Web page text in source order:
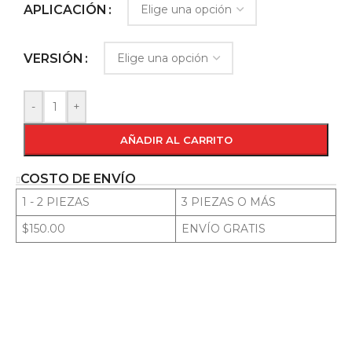
APLICACIÓN
VERSIÓN
- +
AÑADIR AL CARRITO
COSTO DE ENVÍO
1 - 2 PIEZAS
3 PIEZAS O MÁS
$150.00
ENVÍO GRATIS